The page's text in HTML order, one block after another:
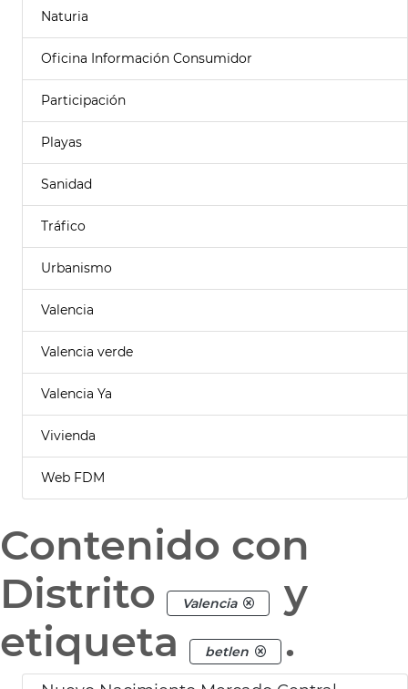
Naturia
Oficina Información Consumidor
Participación
Playas
Sanidad
Tráfico
Urbanismo
Valencia
Valencia verde
Valencia Ya
Vivienda
Web FDM
Contenido con
Distrito
Valencia
y
etiqueta
betlen .